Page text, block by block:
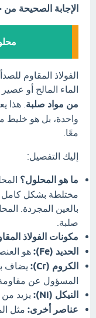
الإجابة الصحيحة
الفولاذ المقاوم
الماء المالح أو
من مواد صلبة . هذا
واحدة، بل هو خليط
معًا.
إليك التفصيل:
ما هو المحلول؟
مختلطة بشكل كامل
بالعين المجردة.
صلبة.
مكونات الفولاذ
الحديد (Fe):
هو
الكروم (Cr):
المسؤول عن مقاومة
النيكل (Ni): يزيد من
عناصر أخرى: مثل